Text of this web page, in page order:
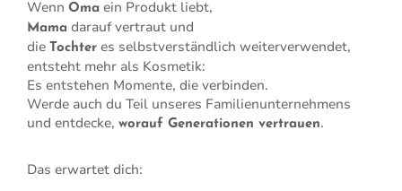
Wenn Oma ein Produkt liebt,
Mama darauf vertraut und
die
Tochter es selbstverständlich weiterverwendet,
entsteht mehr als Kosmetik:
Es entstehen Momente, die verbinden.
Werde auch du Teil unseres Familienunternehmens
und entdecke, worauf Generationen vertrauen.
Das erwartet dich: